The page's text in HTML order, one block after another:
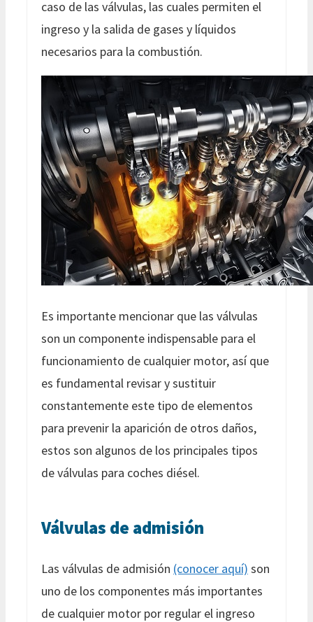
caso de las válvulas, las cuales permiten el
ingreso y la salida de gases y líquidos
necesarios para la combustión.
Es importante mencionar que las válvulas
son un componente indispensable para el
funcionamiento de cualquier motor, así que
es fundamental revisar y sustituir
constantemente este tipo de elementos
para prevenir la aparición de otros daños,
estos son algunos de los principales tipos
de válvulas para coches diésel.
Válvulas de admisión
Las válvulas de admisión (conocer aquí) son
uno de los componentes más importantes
de cualquier motor por regular el ingreso